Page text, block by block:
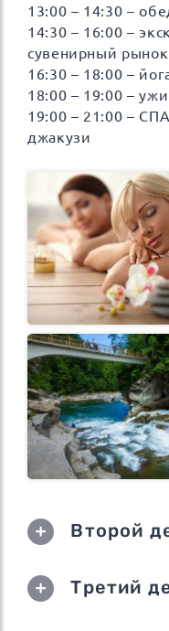
13:00 – 14:30 –
14:30 – 16:00 –
сувенирный рынок
16:30 – 18:00 –
18:00 – 19:00 –
19:00 – 21:00 –
джакузи
Второй
Третий